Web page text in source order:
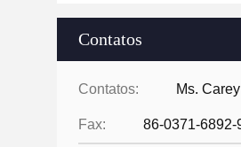
Contatos
Contatos: Ms.
Fax: